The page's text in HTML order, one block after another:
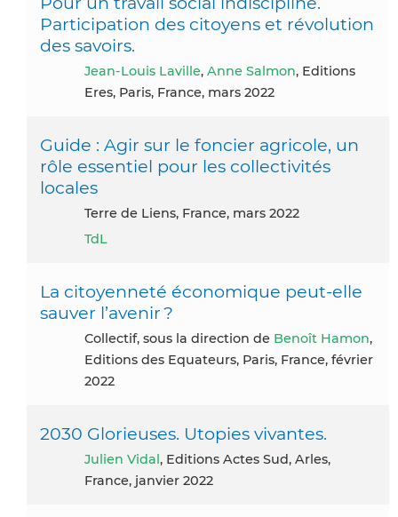
Participation des citoyens et révolution
des savoirs.
Jean-Louis Laville, Anne Salmon, Editions
Eres, Paris, France, mars 2022
Guide : Agir sur le foncier agricole, un
rôle essentiel pour les collectivités
locales
Terre de Liens, France, mars 2022
TdL
La citoyenneté économique peut-elle
sauver l’avenir ?
Collectif, sous la direction de Benoît Hamon,
Editions des Equateurs, Paris, France, février
2022
2030 Glorieuses. Utopies vivantes.
Julien Vidal, Editions Actes Sud, Arles,
France, janvier 2022